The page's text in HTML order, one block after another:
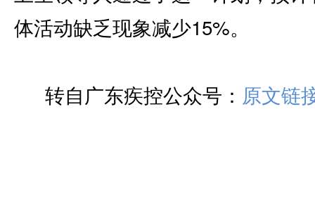
体活动缺乏现象减少15%。
转自广东疾控公众号： 原文链